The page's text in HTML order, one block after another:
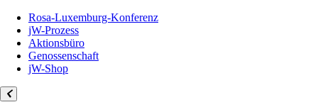
Rosa-Luxemburg-Konferenz
jW-Prozess
Aktionsbüro
Genossenschaft
jW-Shop